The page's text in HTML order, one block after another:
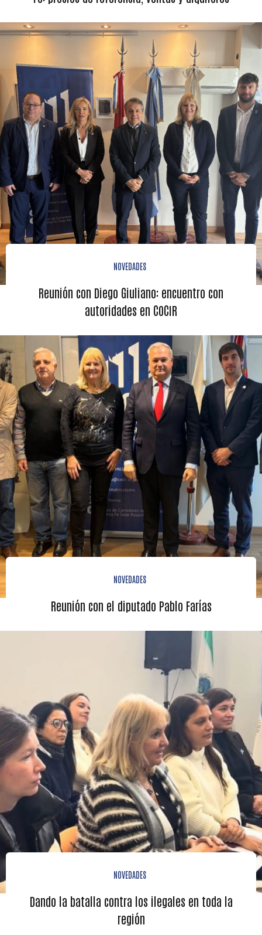
NOVEDADES
Reunión con Diego Giuliano: encuentro con
autoridades en COCIR
NOVEDADES
Reunión con el diputado Pablo Farías
NOVEDADES
Dando la batalla contra los ilegales en toda la
región